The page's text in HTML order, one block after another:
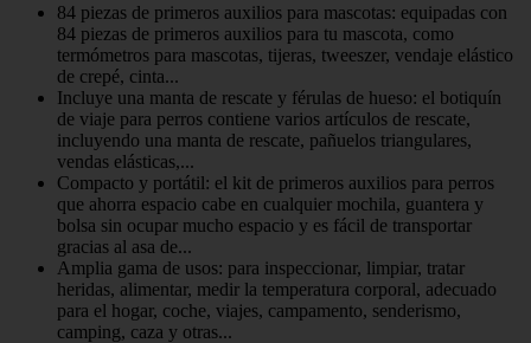
84 piezas de primeros auxilios para mascotas: equipadas con
84 piezas de primeros auxilios para tu mascota, como
termómetros para mascotas, tijeras, tweeszer, vendaje elástico
de crepé, cinta...
Incluye una manta de rescate y férulas de hueso: el botiquín
de viaje para perros contiene varios artículos de rescate,
incluyendo una manta de rescate, pañuelos triangulares,
vendas elásticas,...
Compacto y portátil: el kit de primeros auxilios para perros
que ahorra espacio cabe en cualquier mochila, guantera y
bolsa sin ocupar mucho espacio y es fácil de transportar
gracias al asa de...
Amplia gama de usos: para inspeccionar, limpiar, tratar
heridas, alimentar, medir la temperatura corporal, adecuado
para el hogar, coche, viajes, campamento, senderismo,
camping, caza y otras...